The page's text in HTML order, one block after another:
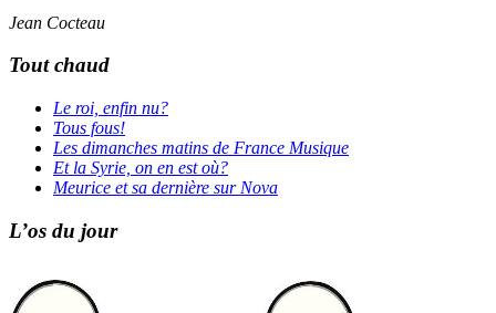
Jean Cocteau
Tout chaud
Le roi, enfin nu?
Tous fous!
Les dimanches matins de France Musique
Et la Syrie, on en est où?
Meurice et sa dernière sur Nova
L’os du jour